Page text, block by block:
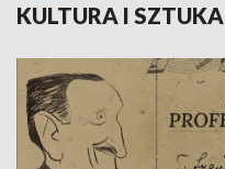
KULTURA I SZTUKA